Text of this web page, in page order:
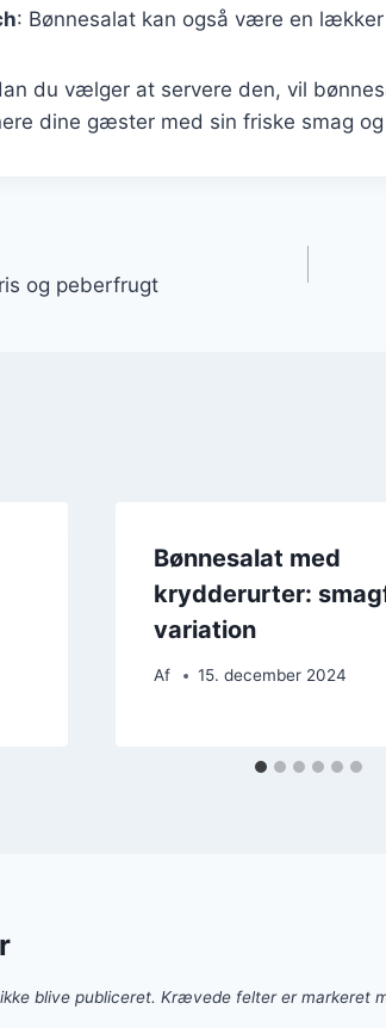
: Bønnesalat kan også være en
du vælger at servere den, vil
dine gæster med sin friske smag
og peberfrugt
Bønnesalat med
krydderurter:
variation
Af 15. december 2024
blive publiceret. Krævede felter er markeret